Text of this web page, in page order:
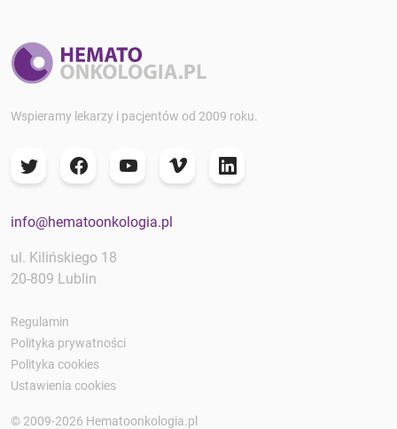
Wspieramy lekarzy i pacjentów od 2009 roku.
info@hematoonkologia.pl
ul. Kilińskiego 18
20-809 Lublin
Regulamin
Polityka prywatności
Polityka cookies
Ustawienia cookies
© 2009-2026 Hematoonkologia.pl